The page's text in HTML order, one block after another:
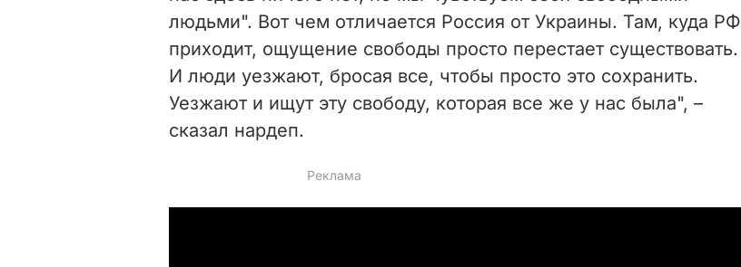
o
людьми". Вот чем отличается Россия от Украины. Там, куда РФ
приходит, ощущение свободы просто перестает существовать.
И люди уезжают, бросая все, чтобы просто это сохранить.
Уезжают и ищут эту свободу, которая все же у нас была", –
сказал нардеп.